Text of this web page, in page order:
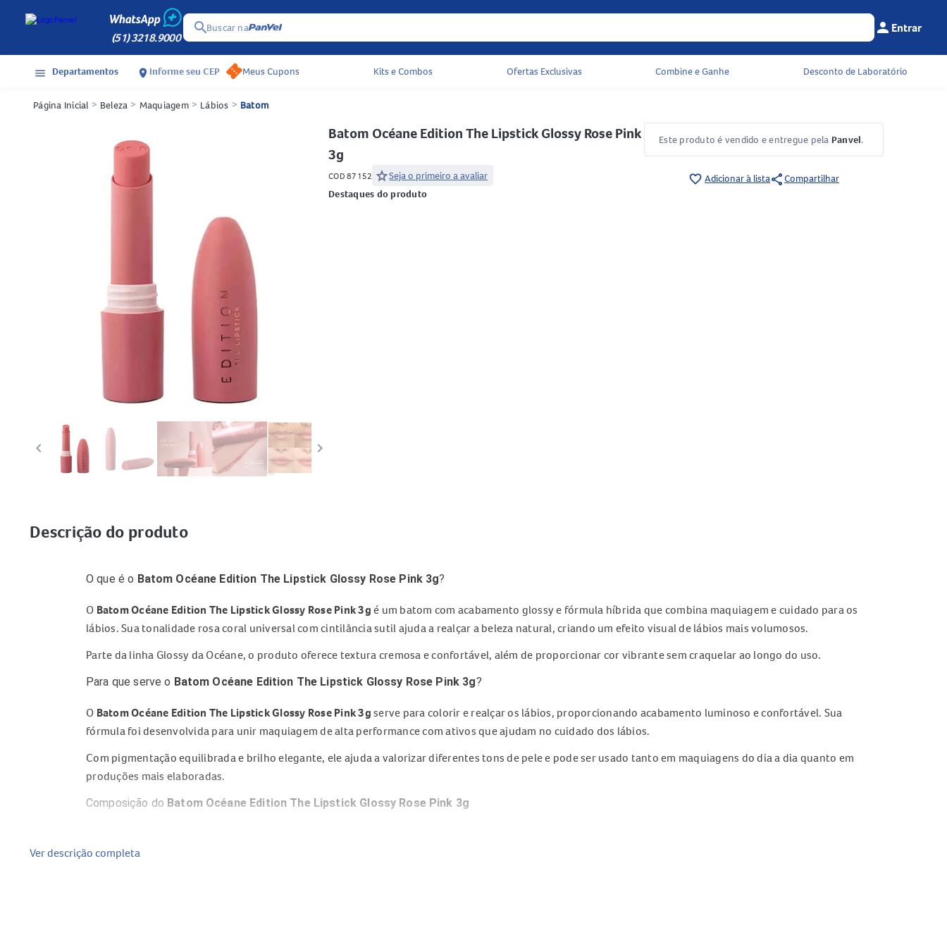
(51) 3218.9000
searchBuscar na Menu do
person Entrar
Acessos rápidos do cabeçalho
menu Departamentos location_on Informe seu CEP Meus Cupons Kits e Combos Ofertas Exclusivas Combine e Ganhe Desconto de Laboratório
Página Inicial > Beleza > Maquiagem > Lábios > Batom
keyboard_arrow_left keyboard_arrow_right
Batom Océane Edition The Lipstick Glossy Rose Pink
3g
COD 87152 starSeja o primeiro a avaliar
Destaques do produto
Este produto é vendido e entregue pela Panvel.
favorite_border Adicionar à listashareCompartilhar
Descrição do produto
O que é o Batom Océane Edition The Lipstick Glossy Rose Pink 3g?
O Batom Océane Edition The Lipstick Glossy Rose Pink 3g é um batom com acabamento glossy e fórmula híbrida que combina maquiagem e cuidado para os
lábios. Sua tonalidade rosa coral universal com cintilância sutil ajuda a realçar a beleza natural, criando um efeito visual de lábios mais volumosos.
Parte da linha Glossy da Océane, o produto oferece textura cremosa e confortável, além de proporcionar cor vibrante sem craquelar ao longo do uso.
Para que serve o Batom Océane Edition The Lipstick Glossy Rose Pink 3g?
O Batom Océane Edition The Lipstick Glossy Rose Pink 3g serve para colorir e realçar os lábios, proporcionando acabamento luminoso e confortável. Sua
fórmula foi desenvolvida para unir maquiagem de alta performance com ativos que ajudam no cuidado dos lábios.
Com pigmentação equilibrada e brilho elegante, ele ajuda a valorizar diferentes tons de pele e pode ser usado tanto em maquiagens do dia a dia quanto em
produções mais elaboradas.
Composição do Batom Océane Edition The Lipstick Glossy Rose Pink 3g
Óleo de oliva
Ver descrição completa